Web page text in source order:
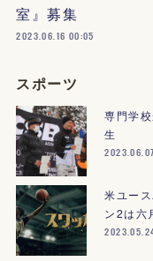
室』募集
2023.06.16 00:05
スポーツ
専門学
生
米ユー
ン2は六